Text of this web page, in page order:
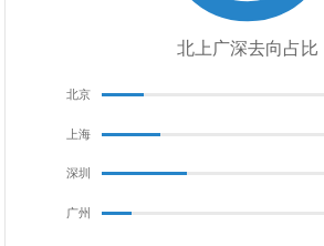
北上广深去向占比
北京
上海
深圳
广州